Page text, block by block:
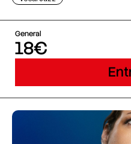
General
18€